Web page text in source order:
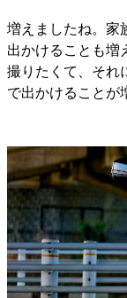
増えましたね。家
出かけることも増
撮りたくて、それ
で出かけることが